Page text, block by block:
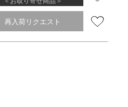
再入荷リクエスト